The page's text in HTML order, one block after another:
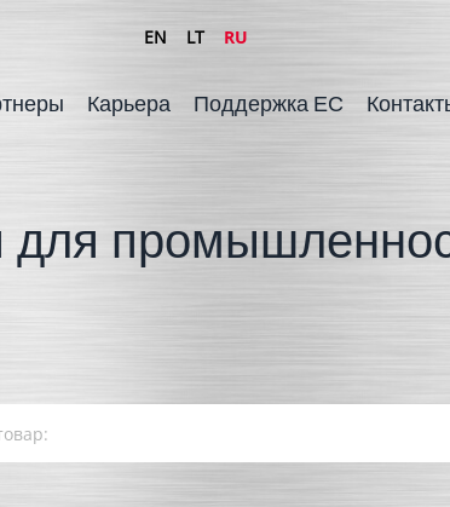
EN LT RU
Карьера Поддержка ЕС